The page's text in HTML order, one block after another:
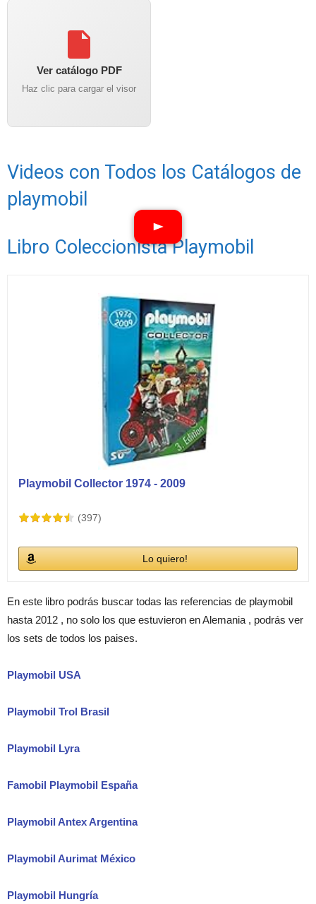
Ver catálogo PDF
Haz clic para cargar el visor
Videos con Todos los Catálogos de
playmobil
Libro Coleccionista Playmobil
Playmobil Collector 1974 - 2009
(397)
Lo quiero!
En este libro podrás buscar todas las referencias de playmobil
hasta 2012 , no solo los que estuvieron en Alemania , podrás ver
los sets de todos los paises.
Playmobil USA
Playmobil Trol Brasil
Playmobil Lyra
Famobil Playmobil España
Playmobil Antex Argentina
Playmobil Aurimat México
Playmobil Hungría